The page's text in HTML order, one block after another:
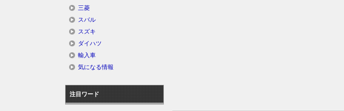
三菱
スバル
スズキ
ダイハツ
輸入車
気になる情報
注目ワード